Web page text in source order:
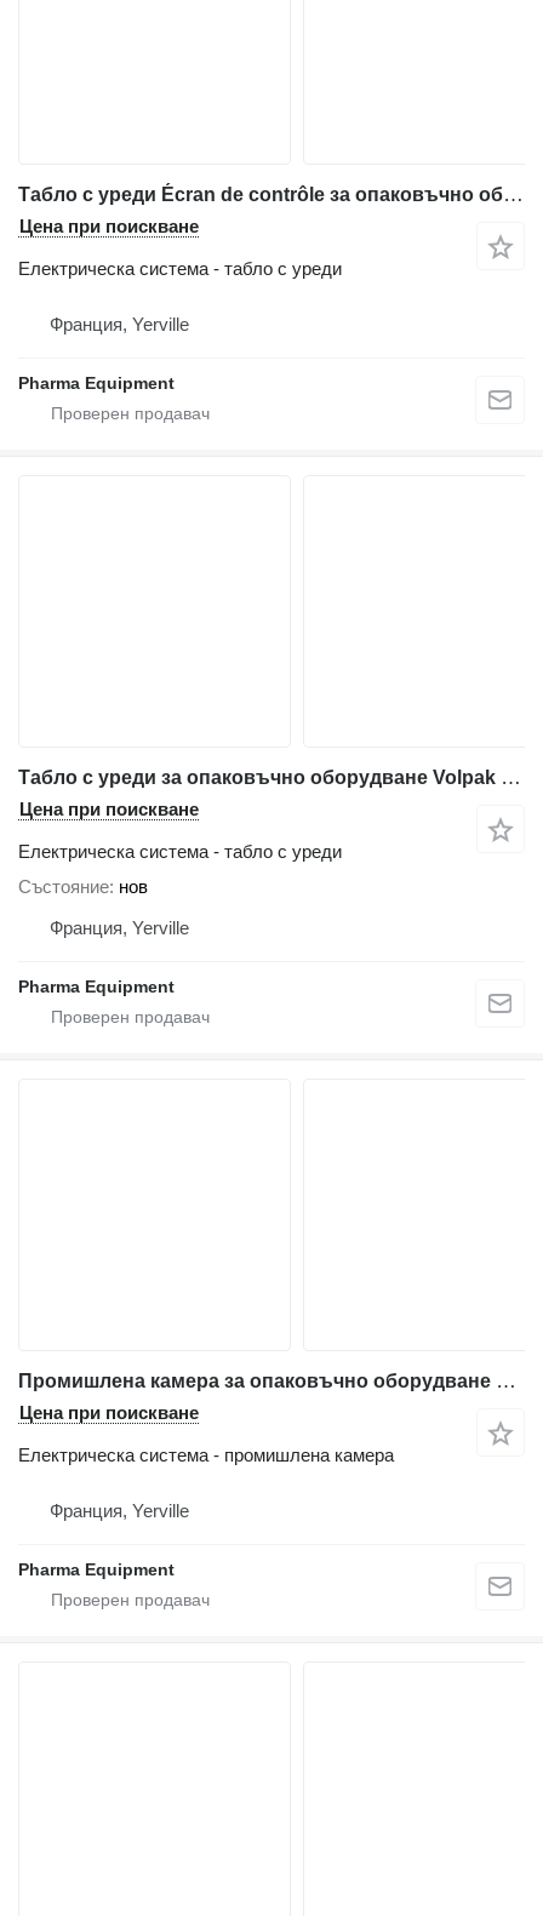
Табло с уреди Écran de contrôle за опаковъчно оборудване RONTECH MF-280
Цена при поискване
Електрическа система - табло с уреди
Франция, Yerville
Pharma Equipment
Табло с уреди за опаковъчно оборудване Volpak S240 D
Цена при поискване
Електрическа система - табло с уреди
Състояние нов
Франция, Yerville
Pharma Equipment
Промишлена камера за опаковъчно оборудване Brevetti ATM 18 E / D
Цена при поискване
Електрическа система - промишлена камера
Франция, Yerville
Pharma Equipment